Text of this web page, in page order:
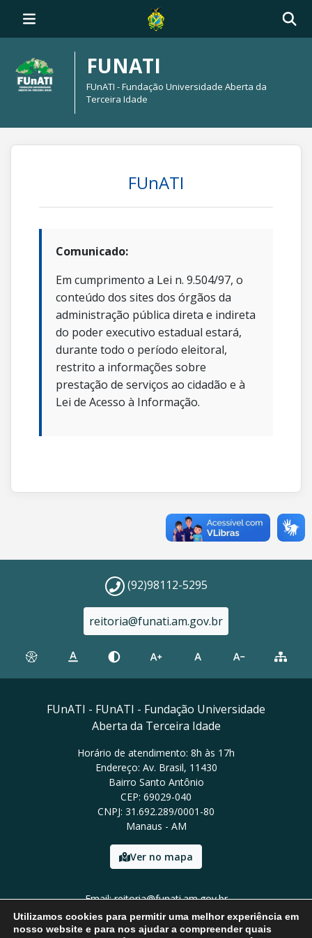
FUNATI
FUnATI - Fundação Universidade Aberta da
Terceira Idade
FUnATI
Comunicado:
Em cumprimento a Lei n. 9.504/97, o
conteúdo dos sites dos órgãos da
administração pública direta e indireta
do poder executivo estadual estará,
durante todo o período eleitoral,
restrito a informações sobre
prestação de serviços ao cidadão e à
Lei de Acesso à Informação.
(92)98112-5295
reitoria@funati.am.gov.br
FUnATI - FUnATI - Fundação Universidade
Aberta da Terceira Idade
Horário de atendimento: 8h às 17h
Endereço: Av. Brasil, 11430
Bairro Santo Antônio
CEP: 69029-040
CNPJ: 31.692.289/0001-80
Manaus - AM
Ver no mapa
Email: reitoria@funati.am.gov.br
Tel: (92)98112-5295
Utilizamos cookies para permitir uma melhor experiência em
nosso website e para nos ajudar a compreender quais